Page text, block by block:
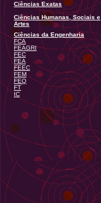
Ciências Exatas
Ciências Humanas, Sociais e
Artes
Ciências da Engenharia
FCA
FEAGRI
FEC
FEA
FEEC
FEM
FEQ
FT
IC